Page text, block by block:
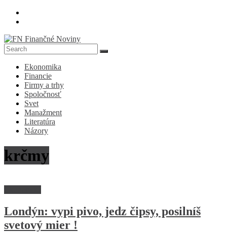
Skip
FN
Finančné
Noviny
Denník
ekonomike
spoločnosti
Ekonomika
Financie
Firmy a trhy
Spoločnosť
Svet
Manažment
Literatúra
Názory
krčmy
Londýn: vypi pivo, jedz čipsy, posilníš
svetový mier !